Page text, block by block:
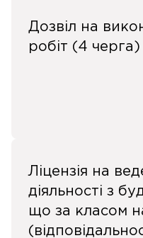
Дозвіл на
робіт (4 черга)
Ліцензія на
діяльності з
що за класом